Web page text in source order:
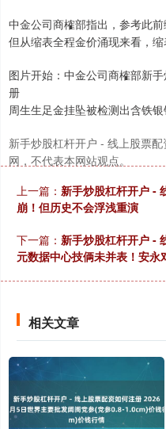
中金公司商榷部指出，参考此
但从缩表全程金价涌现来看，缩
图片开始：中金公司商榷部新
册
周生生足金挂坠被检测出含铁
新手炒股杠杆开户 - 线上股票
网，不代表本网站观点。
上一篇： 新手炒股杠杆开户 -
崩！但历史不会浮浅重演
下一篇： 新手炒股杠杆开户 -
元数据中心技俩未并表！安
相关文章